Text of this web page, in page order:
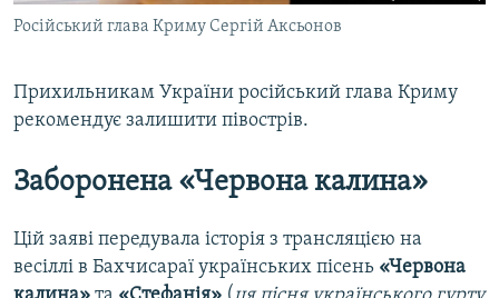
Російський глава Криму Сергій Аксьонов
Прихильникам України російський глава Криму
рекомендує залишити півострів.
Заборонена «Червона калина»
Цій заяві передувала історія з трансляцією на
весіллі в Бахчисараї українських пісень «Червона